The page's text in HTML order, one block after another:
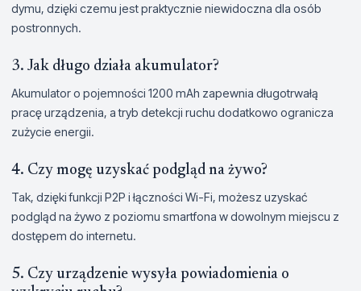
dymu, dzięki czemu jest praktycznie niewidoczna dla osób
postronnych.
3. Jak długo działa akumulator?
Akumulator o pojemności 1200 mAh zapewnia długotrwałą
pracę urządzenia, a tryb detekcji ruchu dodatkowo ogranicza
zużycie energii.
4. Czy mogę uzyskać podgląd na żywo?
Tak, dzięki funkcji P2P i łączności Wi-Fi, możesz uzyskać
podgląd na żywo z poziomu smartfona w dowolnym miejscu z
dostępem do internetu.
5. Czy urządzenie wysyła powiadomienia o